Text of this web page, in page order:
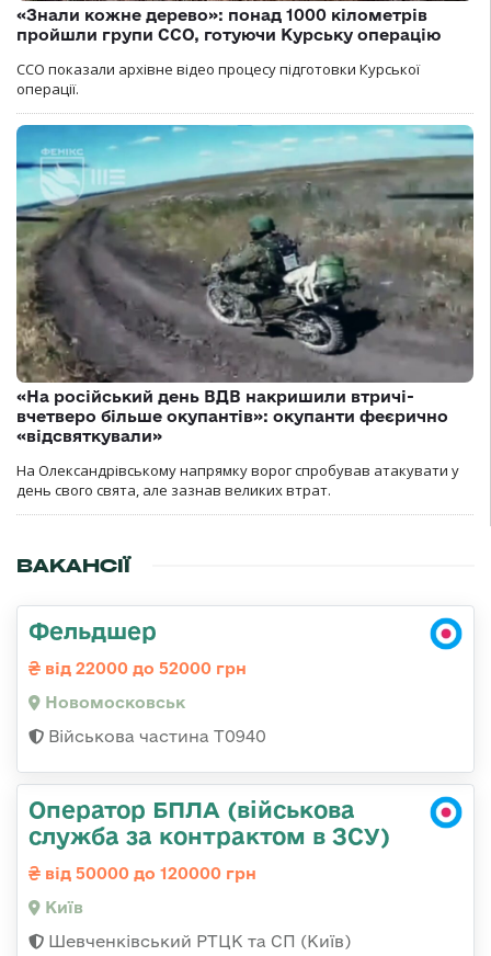
«Знали кожне дерево»: понад 1000 кілометрів
пройшли групи ССО, готуючи Курську операцію
ССО показали архівне відео процесу підготовки Курської
операції.
«На російський день ВДВ накришили втричі-
вчетверо більше окупантів»: окупанти феєрично
«відсвяткували»
На Олександрівському напрямку ворог спробував атакувати у
день свого свята, але зазнав великих втрат.
ВАКАНСІЇ
Фельдшер
від 22000 до 52000 грн
Новомосковськ
Військова частина Т0940
Оператор БПЛА (військова
служба за контрактом в ЗСУ)
від 50000 до 120000 грн
Київ
Шевченківський РТЦК та СП (Київ)